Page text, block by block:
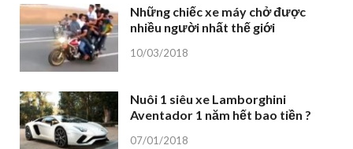
Những chiếc xe máy chở được
nhiều người nhất thế giới
10/03/2018
Nuôi 1 siêu xe Lamborghini
Aventador 1 năm hết bao tiền ?
07/01/2018